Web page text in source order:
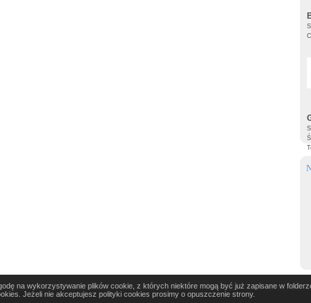
na wykorzystywanie plików cookie, z których niektóre mogą być już zapisane w
Jeżeli nie akceptujesz polityki cookies prosimy o opuszczenie strony.
::